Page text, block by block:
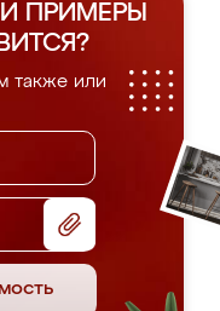
ПРИМЕРЫ
также или